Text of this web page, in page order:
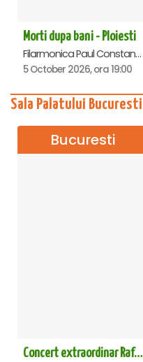
Morti dupa bani - Ploiesti
Filarmonica Paul Constantinescu, Ploiesti
5 October 2026, ora 19:00
Sala Palatului Bucuresti
Bucuresti
Concert extraordinar Rafet El Roman - Sala Palatului